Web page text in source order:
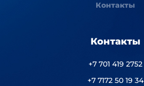
Контакты
Контакты
+7 701 419 2752
+7 7172 50 19 34